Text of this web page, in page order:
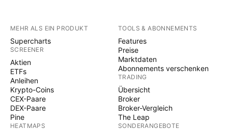
MEHR ALS EIN PRODUKT
Supercharts
SCREENER
Aktien
ETFs
Anleihen
Krypto-Coins
CEX-Paare
DEX-Paare
Pine
HEATMAPS
TOOLS & ABONNEMENTS
Features
Preise
Marktdaten
Abonnements verschenken
TRADING
Übersicht
Broker
Broker-Vergleich
The Leap
SONDERANGEBOTE